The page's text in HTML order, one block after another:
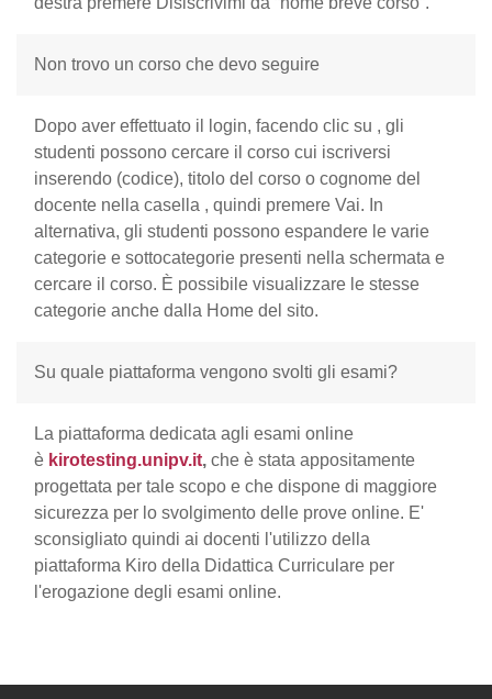
Non trovo un corso che devo seguire
Dopo aver effettuato il login, facendo clic su , gli
studenti possono cercare il corso cui iscriversi
inserendo (codice), titolo del corso o cognome del
docente nella casella , quindi premere Vai. In
alternativa, gli studenti possono espandere le varie
categorie e sottocategorie presenti nella schermata e
cercare il corso. È possibile visualizzare le stesse
categorie anche dalla Home del sito.
Su quale piattaforma vengono svolti gli esami?
La piattaforma dedicata agli esami online
è kirotesting.unipv.it, che è stata appositamente
progettata per tale scopo e che dispone di maggiore
sicurezza per lo svolgimento delle prove online. E'
sconsigliato quindi ai docenti l'utilizzo della
piattaforma Kiro della Didattica Curriculare per
l'erogazione degli esami online.